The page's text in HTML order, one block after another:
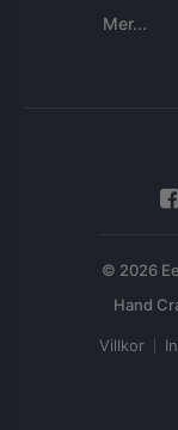
Mer...
© 2026
Villkor